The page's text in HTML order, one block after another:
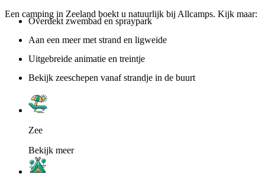
Een camping in Zeeland boekt u natuurlijk bij Allcamps. Kijk maar:
Overdekt zwembad en spraypark
Aan een meer met strand en ligweide
Uitgebreide animatie en treintje
Bekijk zeeschepen vanaf strandje in de buurt
Zee
Bekijk meer